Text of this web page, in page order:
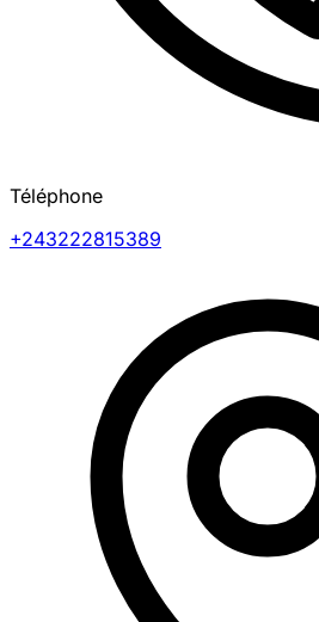
Téléphone
+243222815389